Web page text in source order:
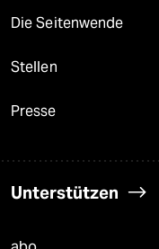
Die Seitenwende
Stellen
Presse
Unterstützen